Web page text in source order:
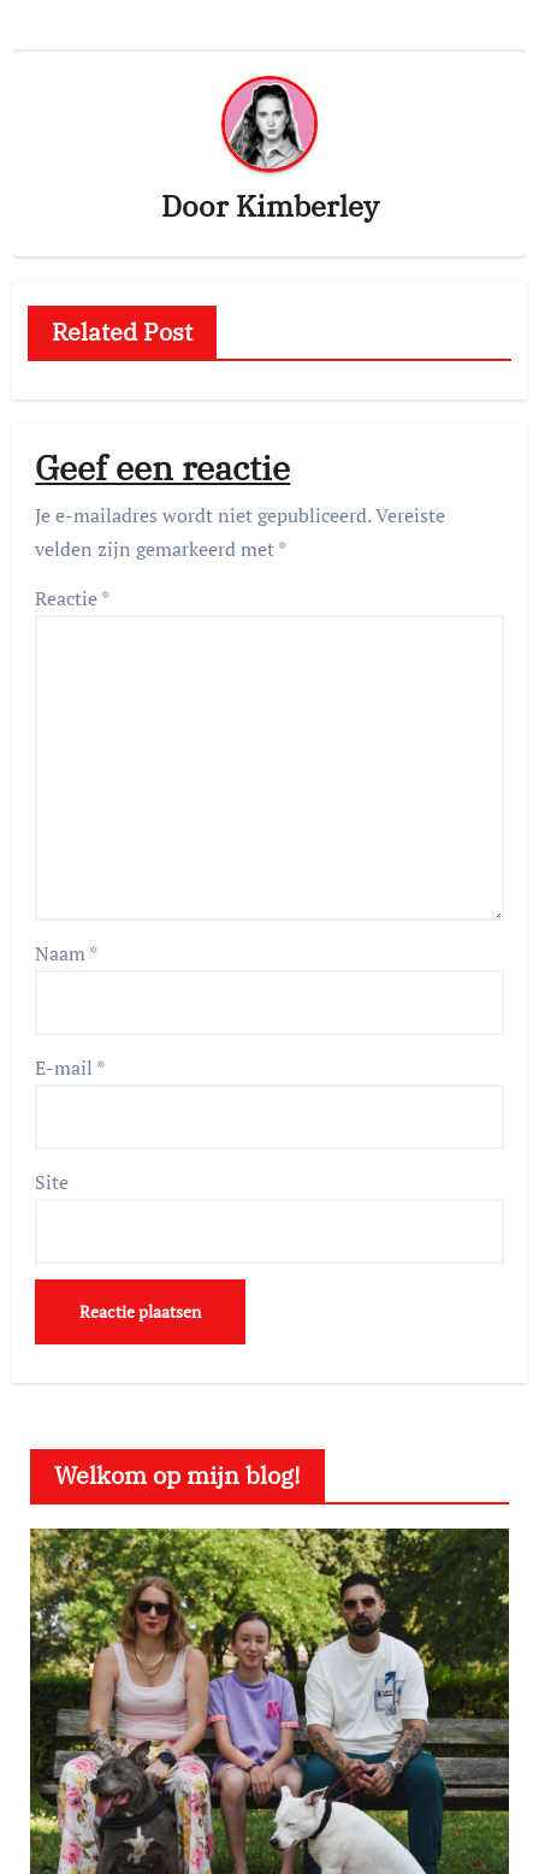
DoorKimberley
Related Post
Geef een reactie
Je e-mailadres wordt niet gepubliceerd.Vereiste
velden zijn gemarkeerd met*
Reactie*
Naam*
E-mail *
Site
Welkom op mijn blog!